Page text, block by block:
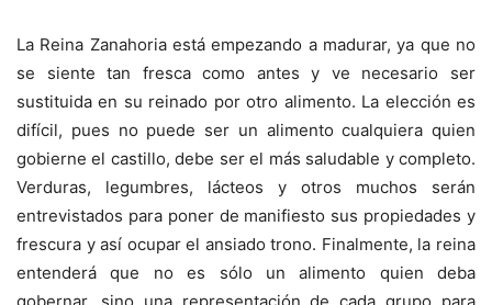
La Reina Zanahoria está empezando a madurar, ya que no
se siente tan fresca como antes y ve necesario ser
sustituida en su reinado por otro alimento. La elección es
difícil, pues no puede ser un alimento cualquiera quien
gobierne el castillo, debe ser el más saludable y completo.
Verduras, legumbres, lácteos y otros muchos serán
entrevistados para poner de manifiesto sus propiedades y
frescura y así ocupar el ansiado trono. Finalmente, la reina
entenderá que no es sólo un alimento quien deba